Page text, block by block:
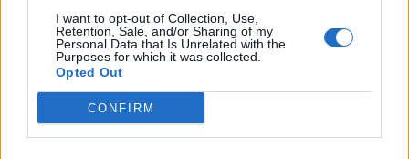
I want to opt-out of Collection, Use,
Retention, Sale, and/or Sharing of my
Personal Data that Is Unrelated with the
Purposes for which it was collected.
Opted Out
CONFIRM